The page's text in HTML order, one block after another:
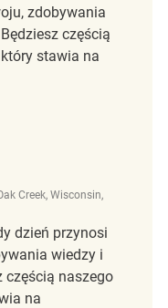
zdobywania
częścią
stawia na
Creek, Wisconsin,
dzień przynosi
wiedzy i
częścią naszego
na